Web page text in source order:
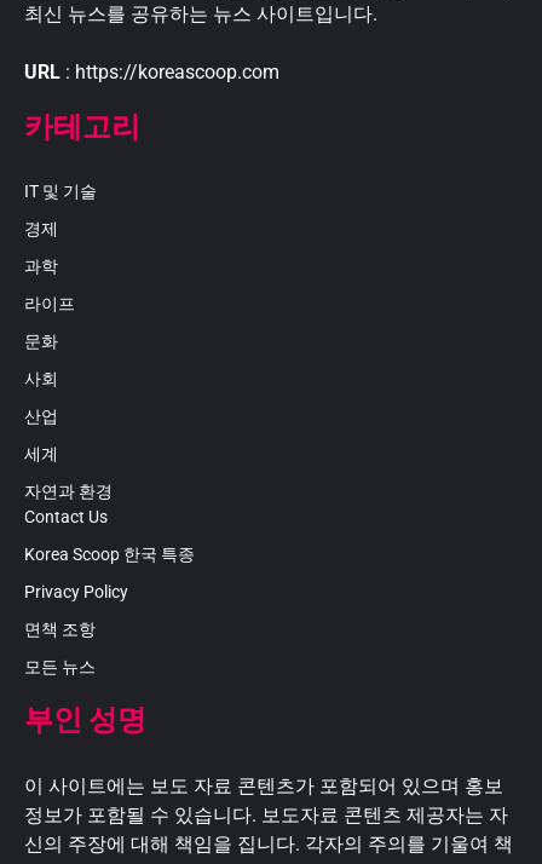
최신 뉴스를 공유하는 뉴스 사이트입니다.
URL : https://koreascoop.com
카테고리
IT 및 기술
경제
과학
라이프
문화
사회
산업
세계
자연과 환경
Contact Us
Korea Scoop 한국 특종
Privacy Policy
면책 조항
모든 뉴스
부인 성명
이 사이트에는 보도 자료 콘텐츠가 포함되어 있으며 홍보
정보가 포함될 수 있습니다. 보도자료 콘텐츠 제공자는 자
신의 주장에 대해 책임을 집니다. 각자의 주의를 기울여 책